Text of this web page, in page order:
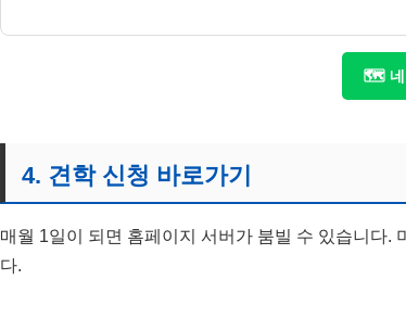
🗺️ 네
4. 견학 신청 바로가기
매월 1일이 되면 홈페이지 서버가 붐빌 수 있습니다.
다.